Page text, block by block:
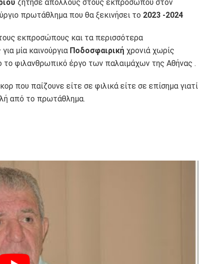
ζήτησε απόλλους στους εκπροσώπου στον
πρωτάθλημα που θα ξεκινήσει το 2023 -2024
εκπροσώπους και τα περισσότερα
μία καινούργια Ποδοσφαιρική χρονιά χωρίς
το φιλανθρωπικό έργο των παλαιμάχων της Αθήνας .
που παίζουνε είτε σε φιλικά είτε σε επίσημα γιατί
από το πρωτάθλημα.